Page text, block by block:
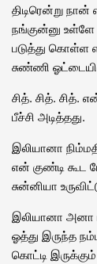
திடிரென்று
நங்குன்னு உள்ளே
படுத்து கொள்ள
சுண்ணி
சித். சித். சித்.
பீச்சி அடித்தது.
இலியானா
என் குண்டி கூட
சுன்னியா
இலியானா அனா
ஓத்து இருந்த
கொட்டி